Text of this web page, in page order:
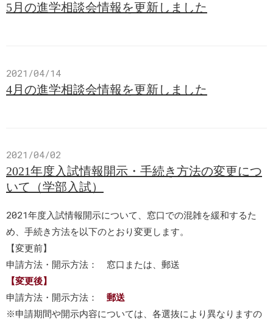
5月の進学相談会情報を更新しました
2021/04/14
4月の進学相談会情報を更新しました
2021/04/02
2021年度入試情報開示・手続き方法の変更につ
いて（学部入試）
2021年度入試情報開示について、窓口での混雑を緩和するた
め、手続き方法を以下のとおり変更します。
【変更前】
申請方法・開示方法： 窓口または、郵送
【変更後】
申請方法・開示方法： 郵送
※申請期間や開示内容については、各選抜により異なりますの